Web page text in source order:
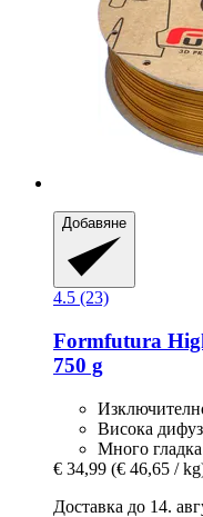
Добавяне
4.5 (23)
Formfutura
750 g
Висока
Много
€ 34,99 (€ 46,65 /
Доставка до 14.